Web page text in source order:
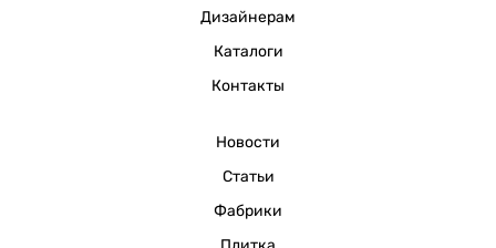
Дизайнерам
Каталоги
Контакты
Новости
Статьи
Фабрики